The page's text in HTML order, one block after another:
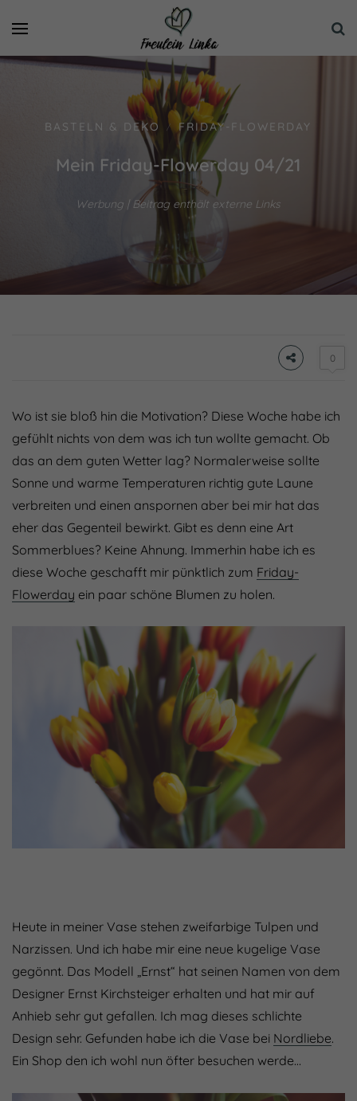
BASTELN & DEKO / FRIDAY-FLOWERDAY
Mein Friday-Flowerday 04/21
Werbung | Beitrag enthält externe Links
0
Wo ist sie bloß hin die Motivation? Diese Woche habe ich
gefühlt nichts von dem was ich tun wollte gemacht. Ob
das an dem guten Wetter lag? Normalerweise sollte
Sonne und warme Temperaturen richtig gute Laune
verbreiten und einen anspornen aber bei mir hat das
eher das Gegenteil bewirkt. Gibt es denn eine Art
Sommerblues? Keine Ahnung. Immerhin habe ich es
diese Woche geschafft mir pünktlich zum Friday-
Flowerday ein paar schöne Blumen zu holen.
Heute in meiner Vase stehen zweifarbige Tulpen und
Narzissen. Und ich habe mir eine neue kugelige Vase
gegönnt. Das Modell „Ernst“ hat seinen Namen von dem
Designer Ernst Kirchsteiger erhalten und hat mir auf
Anhieb sehr gut gefallen. Ich mag dieses schlichte
Design sehr. Gefunden habe ich die Vase bei Nordliebe.
Ein Shop den ich wohl nun öfter besuchen werde…